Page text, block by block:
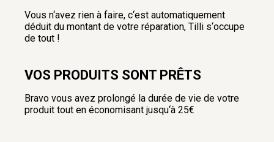
Vous n‘avez rien à faire, c‘est automatiquement
déduit du montant de votre réparation, Tilli s‘occupe
de tout !
VOS PRODUITS SONT PRÊTS
Bravo vous avez prolongé la durée de vie de votre
produit tout en économisant jusqu‘à 25€